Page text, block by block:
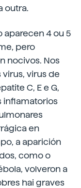
outra.
aparecen 4 ou 5
pero
nocivos. Nos
virus de
C, E e G,
inflamatorios
en
a aparición
como o
volveron a
hai graves